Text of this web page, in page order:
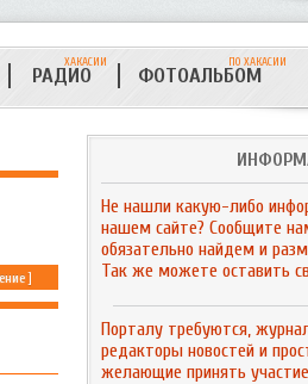
РАДИО
ХАКАСИИ
ФОТОАЛЬБОМ
ПО ХАКАСИИ
]
Не нашли какую-либо
нашем сайте? Сообщите
обязательно найдем и
Так же можете оставить
Порталу требуются,
редакторы новостей и
желающие принять